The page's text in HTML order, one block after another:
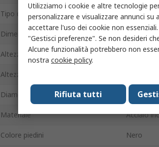
Tipo di supporto antivibrazioni Piede
Dimensione filetto M10
Altezza piedini 68mm
Altezza complessiva
Diametro esterno 50mm
Materiale Acciaio
Colore piedini Nero
Utilizziamo i cookie e altre tecnologie
personalizzare e visualizzare annunci
accettare l'uso dei cookie non
"Gestisci preferenze". Se non desideri
Alcune funzionalità potrebbero non
nostra cookie policy.
Rifiuta tutti